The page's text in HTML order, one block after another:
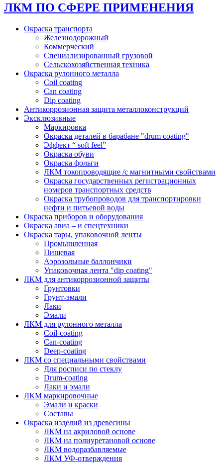
ЛКМ ПО СФЕРЕ ПРИМЕНЕНИЯ
Окраска транспорта
Железнодорожный
Коммерческий
Специализированный грузовой
Сельскохозяйственная техника
Окраска рулонного металла
Coil coating
Can coating
Dip coating
Антикоррозионная защита металлоконструкций
Эксклюзивные
Маркировка
Окраска деталей в барабане "drum coating"
Эффект “ soft feel”
Окраска обуви
Окраска фольги
ЛКМ токопроводящие /с магнитными свойствами
Окраска государственных регистрационных
номеров транспортных средств
Окраска трубопроводов для транспортировки
нефти и питьевой воды
Окраска приборов и оборудования
Окраска авиа – и спецтехники
Окраска тары, упаковочной ленты
Промышленная
Пищевая
Аэрозольные баллончики
Упаковочная лента "dip coating"
ЛКМ для антикоррозионной защиты
Грунтовки
Грунт-эмали
Лаки
Эмали
ЛКМ для рулонного металла
Coil-coating
Can-coating
Deep-coating
ЛКМ со специальными свойствами
Для росписи по стеклу
Drum-coating
Лаки и эмали
ЛКМ маркировочные
Эмали и краски
Составы
Окраска изделий из древесины
ЛКМ на акриловой основе
ЛКМ на полиуретановой основе
ЛКМ водоразбавляемые
ЛКМ УФ-отверждения